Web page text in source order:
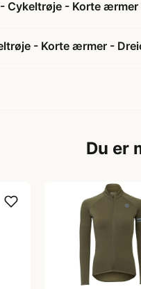
Cykeltrøje - Korte
- Korte ærmer -
Du er